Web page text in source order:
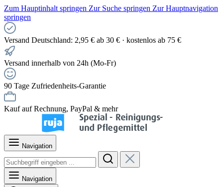
Zum Hauptinhalt springen Zur Suche springen Zur Hauptnavigation
springen
Versand Deutschland: 2,95 € ab 30 € · kostenlos ab 75 €
Versand innerhalb von 24h (Mo-Fr)
90 Tage Zufriedenheits-Garantie
Kauf auf Rechnung, PayPal & mehr
Navigation
Navigation